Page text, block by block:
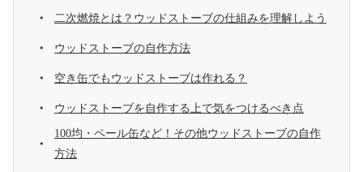
二次燃焼とは？ウッドストーブの仕組みを理解しよう
ウッドストーブの自作方法
空き缶でもウッドストーブは作れる？
ウッドストーブを自作する上で気をつけるべき点
100均・ペール缶など！その他ウッドストーブの自作
方法